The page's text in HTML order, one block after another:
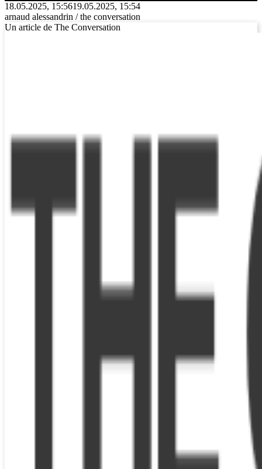
18.05.2025, 15:5619.05.2025, 15:54
arnaud alessandrin / the conversation
Un article de The Conversation